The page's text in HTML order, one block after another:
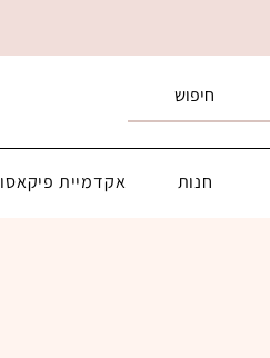
חנות אקדמיית פיקאסו